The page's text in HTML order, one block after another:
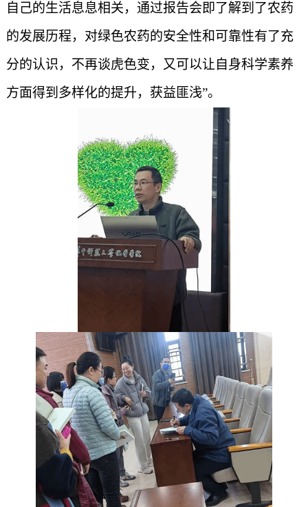
自己的生活息息相关，通过报告会即了解到了农药
的发展历程，对绿色农药的安全性和可靠性有了充
分的认识，不再谈虎色变，又可以让自身科学素养
方面得到多样化的提升，获益匪浅”。